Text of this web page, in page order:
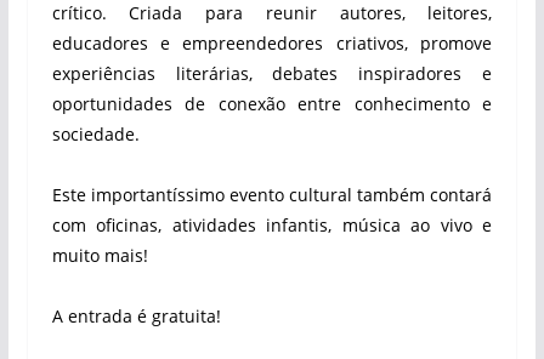
crítico. Criada para reunir autores, leitores,
educadores e empreendedores criativos, promove
experiências literárias, debates inspiradores e
oportunidades de conexão entre conhecimento e
sociedade.
Este importantíssimo evento cultural também contará
com oficinas, atividades infantis, música ao vivo e
muito mais!
A entrada é gratuita!